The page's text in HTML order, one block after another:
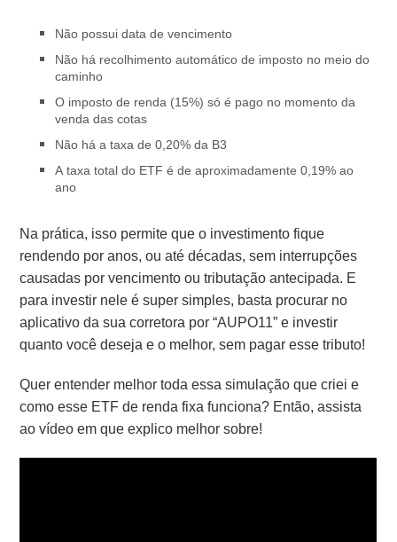
Não possui data de vencimento
Não há recolhimento automático de imposto no meio do
caminho
O imposto de renda (15%) só é pago no momento da
venda das cotas
Não há a taxa de 0,20% da B3
A taxa total do ETF é de aproximadamente 0,19% ao
ano
Na prática, isso permite que o investimento fique
rendendo por anos, ou até décadas, sem interrupções
causadas por vencimento ou tributação antecipada. E
para investir nele é super simples, basta procurar no
aplicativo da sua corretora por “AUPO11” e investir
quanto você deseja e o melhor, sem pagar esse tributo!
Quer entender melhor toda essa simulação que criei e
como esse ETF de renda fixa funciona? Então, assista
ao vídeo em que explico melhor sobre!